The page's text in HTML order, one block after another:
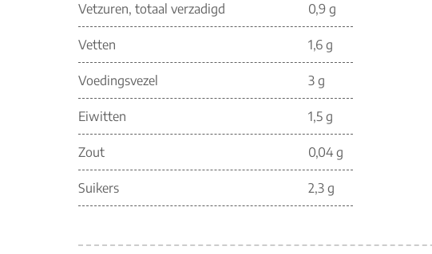
Vetzuren, totaal verzadigd 0,9 g
Vetten 1,6 g
Voedingsvezel 3 g
Eiwitten 1,5 g
Zout 0,04 g
Suikers 2,3 g